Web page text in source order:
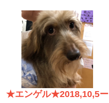
★エンゲル★2018,10,5ー